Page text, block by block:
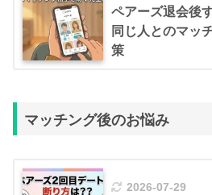
ペアーズ退会後
同じ人とのマッ
策
マッチング後のお悩み
2026-07-29